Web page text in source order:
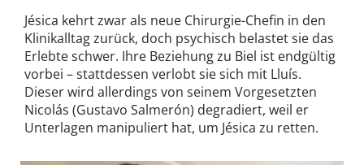
Jésica kehrt zwar als neue Chirurgie-Chefin in den
Klinikalltag zurück, doch psychisch belastet sie das
Erlebte schwer. Ihre Beziehung zu Biel ist endgültig
vorbei – stattdessen verlobt sie sich mit Lluís.
Dieser wird allerdings von seinem Vorgesetzten
Nicolás (Gustavo Salmerón) degradiert, weil er
Unterlagen manipuliert hat, um Jésica zu retten.